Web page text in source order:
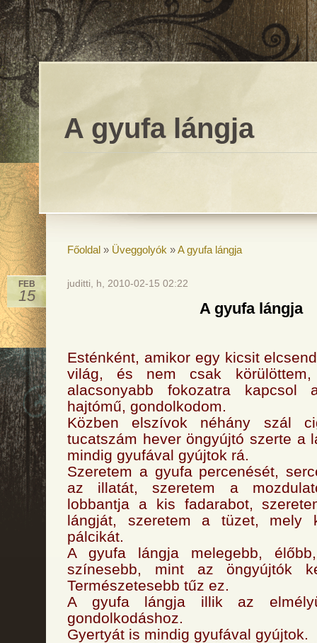
A gyufa lángja
Főoldal » Üveggolyók »A gyufa lángja
FEB
15
juditti, h, 2010-02-15 02:22
A gyufa lángja
Esténként, amikor egy kicsit
világ, és nem csak
alacsonyabb fokozatra kapcsol
hajtómű, gondolkodom.
Közben elszívok néhány szál
tucatszám hever öngyújtó szerte a
mindig gyufával gyújtok rá.
Szeretem a gyufa percenését,
az illatát, szeretem a
lobbantja a kis fadarabot,
lángját, szeretem a tüzet, mely
pálcikát.
A gyufa lángja melegebb,
színesebb, mint az öngyújtók
Természetesebb tűz ez.
A gyufa lángja illik az
gondolkodáshoz.
Gyertyát is mindig gyufával gyújtok.